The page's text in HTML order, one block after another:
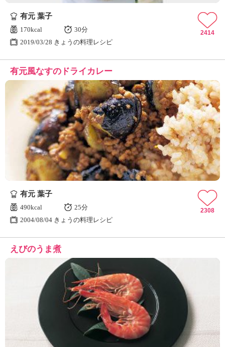
ん
の
き
ょ
う
の
料
理
」
有元 葉子
170kcal
30分
2019/03/28 きょうの料理レシピ
2414
有元風なすのドライカレー
有元 葉子
490kcal
25分
2004/08/04 きょうの料理レシピ
2308
えびのうま煮